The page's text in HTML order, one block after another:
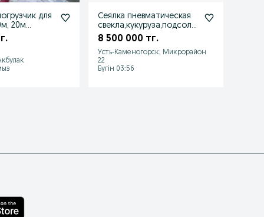
для
20м
Сеялка пневматическая
свекла,кукуруза,подсолн
ух
8 500 000 тг.
Усть-Каменогорск, Микрорайон
22
Бүгін 03:56